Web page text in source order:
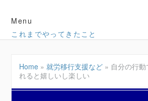
Menu
これまでやってきたこと
Home »就労移行支援など » 自分の行動
れると嬉しいし楽しい